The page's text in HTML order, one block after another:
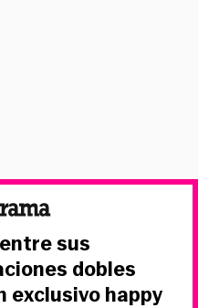
sus
dobles
exclusivo happy